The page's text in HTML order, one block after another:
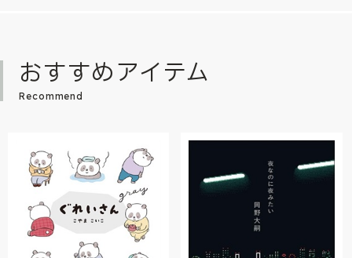
おすすめアイテム
Recommend